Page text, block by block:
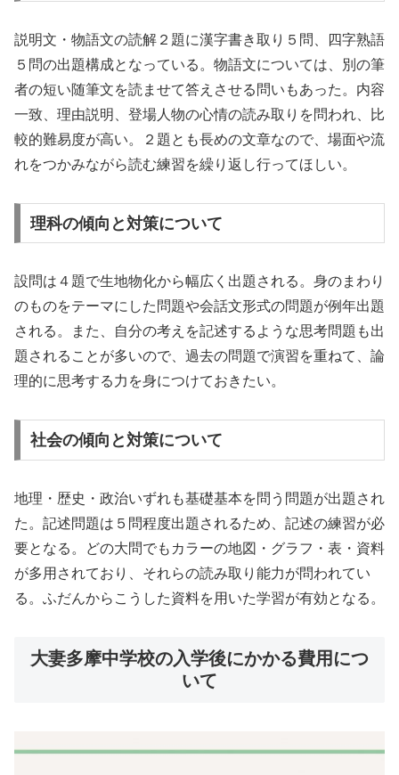
説明文・物語文の読解２題に漢字書き取り５問、四字熟語
５問の出題構成となっている。物語文については、別の筆
者の短い随筆文を読ませて答えさせる問いもあった。内容
一致、理由説明、登場人物の心情の読み取りを問われ、比
較的難易度が高い。２題とも長めの文章なので、場面や流
れをつかみながら読む練習を繰り返し行ってほしい。
理科の傾向と対策について
設問は４題で生地物化から幅広く出題される。身のまわり
のものをテーマにした問題や会話文形式の問題が例年出題
される。また、自分の考えを記述するような思考問題も出
題されることが多いので、過去の問題で演習を重ねて、論
理的に思考する力を身につけておきたい。
社会の傾向と対策について
地理・歴史・政治いずれも基礎基本を問う問題が出題され
た。記述問題は５問程度出題されるため、記述の練習が必
要となる。どの大問でもカラーの地図・グラフ・表・資料
が多用されており、それらの読み取り能力が問われてい
る。ふだんからこうした資料を用いた学習が有効となる。
大妻多摩中学校の入学後にかかる費用につ
いて